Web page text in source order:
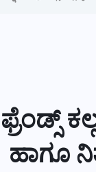
ಫ್ರೆಂಡ್ಸ್